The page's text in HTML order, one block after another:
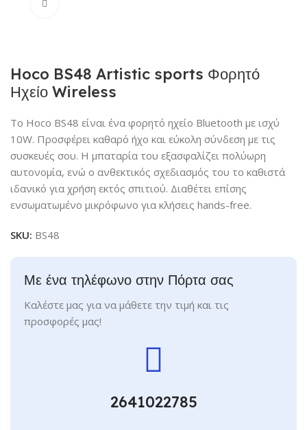
Hoco BS48 Artistic sports Φορητό
Ηχείο Wireless
Το Hoco BS48 είναι ένα φορητό ηχείο Bluetooth με ισχύ
10W. Προσφέρει καθαρό ήχο και εύκολη σύνδεση με τις
συσκευές σου. Η μπαταρία του εξασφαλίζει πολύωρη
αυτονομία, ενώ ο ανθεκτικός σχεδιασμός του το καθιστά
ιδανικό για χρήση εκτός σπιτιού. Διαθέτει επίσης
ενσωματωμένο μικρόφωνο για κλήσεις hands-free.
SKU: BS48
Με ένα τηλέφωνο στην Πόρτα σας
Καλέστε μας για να μάθετε την τιμή και τις
προσφορές μας!
2641022785